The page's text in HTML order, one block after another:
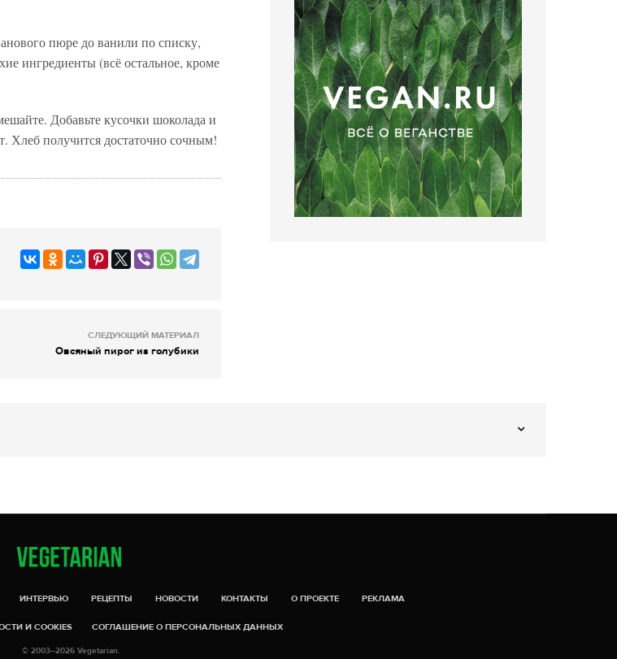
пюре до ванили по списку,
ингредиенты (всё остальное, кроме
Добавьте кусочки шоколада и
Хлеб получится достаточно сочным!
СЛЕДУЮЩИЙ МАТЕРИАЛ
Овсяный пирог из голубики
ИНТЕРВЬЮ РЕЦЕПТЫ НОВОСТИ КОНТАКТЫ О ПРОЕКТЕ РЕКЛАМА
И COOKIES СОГЛАШЕНИЕ О ПЕРСОНАЛЬНЫХ ДАННЫХ
© 2003–2026 Vegetarian.